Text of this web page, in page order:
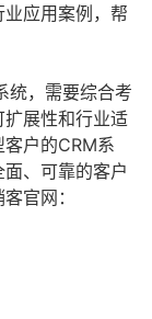
应用案例，帮
统，需要综合考
展性和行业适
户的CRM系
、可靠的客户
官网：